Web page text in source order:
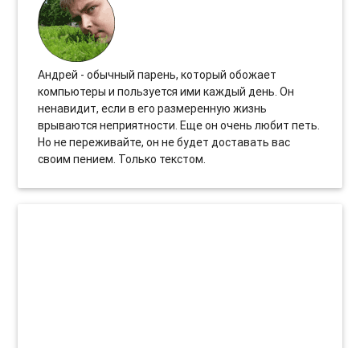
Андрей - обычный парень, который обожает
компьютеры и пользуется ими каждый день. Он
ненавидит, если в его размеренную жизнь
врываются неприятности. Еще он очень любит петь.
Но не переживайте, он не будет доставать вас
своим пением. Только текстом.